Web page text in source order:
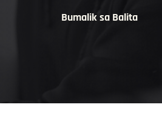
Bumalik sa Balita